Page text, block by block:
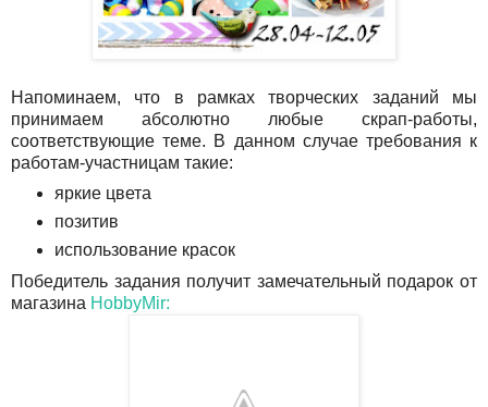
Напоминаем, что в рамках творческих заданий мы
принимаем абсолютно любые скрап-работы,
соответствующие теме. В данном случае требования к
работам-участницам такие:
яркие цвета
позитив
использование красок
Победитель задания получит замечательный подарок от
магазина HobbyMir: